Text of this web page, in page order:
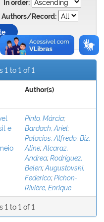
In order:
Authors/Record:
1 to 1 of 1
Author(s)
e
Pinto, Márcia;
Bardach, Ariel;
Palacios, Alfredo;Biz,
Aline;Alcaraz,
Andrea;Rodríguez,
Belen;Augustovski,
Federico;Pichon-
Rivière, Enrique
1 to 1 of 1